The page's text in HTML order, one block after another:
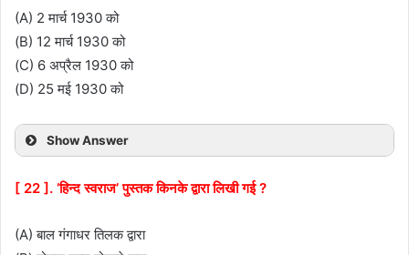
(A) 2 मार्च 1930 को
(B) 12 मार्च 1930 को
(C) 6 अप्रैल 1930 को
(D) 25 मई 1930 को
Show Answer
[ 22 ]. ‘हिन्द स्वराज’ पुस्तक किनके द्वारा लिखी गई ?
(A) बाल गंगाधर तिलक द्वारा